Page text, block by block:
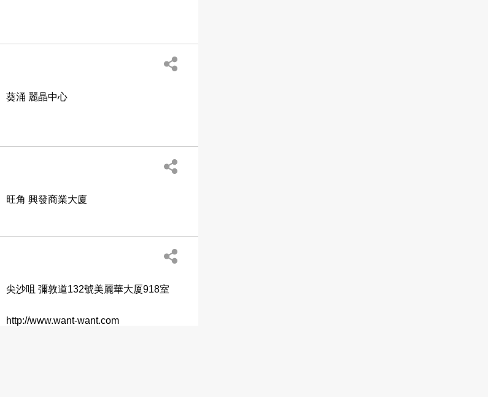
葵涌 麗晶中心
旺角 興發商業大廈
尖沙咀 彌敦道132號美麗華大厦918室
http://www.want-want.com